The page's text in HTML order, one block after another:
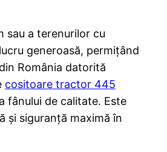
sau a terenurilor cu
generoasă, permițând
România datorită
cositoare tractor 445
fânului de calitate. Este
și siguranță maximă în